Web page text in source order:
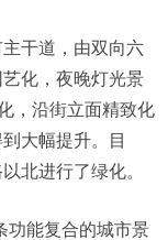
干道，由双向六
化，夜晚灯光景
，沿街立面精致化
大幅提升。目
北进行了绿化。
功能复合的城市景